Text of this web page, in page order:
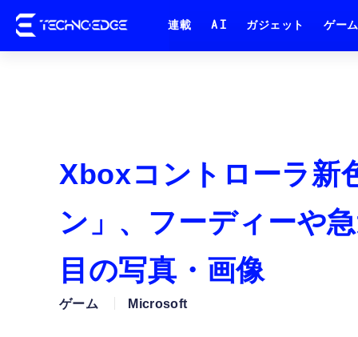
連載 AI ガジェット ゲーム
Xboxコントローラ新
ン」、フーディーや
目の写真・画像
ゲーム Microsoft